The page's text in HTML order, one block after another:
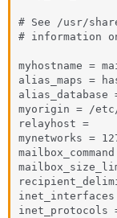
# See /usr/
# information
myhostname =
alias_maps =
myorigin = /etc/
relayhost =
mynetworks =
inet_protocols